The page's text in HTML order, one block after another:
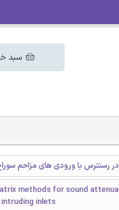
سبد
رسنترس با ورودی های مزاحم
methods for sound
inlets